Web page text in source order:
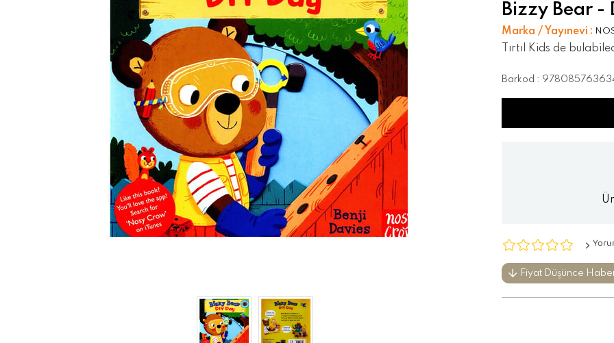
Bizzy Bear -
Marka / Yayınevi :
Tırtıl Kids de
Barkod :
Fiyat Düşünce